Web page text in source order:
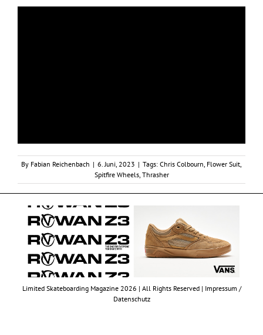
By Fabian Reichenbach | 6. Juni, 2023 | Tags: Chris Colbourn Flower Suit
Spitfire Wheels, Thrasher
Limited Skateboarding Magazine 2026 | All Rights Reserved | Impressum /
Datenschutz